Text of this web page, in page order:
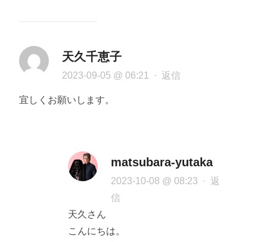
天久千恵子
2023-09-05 @ 06:21 · 返信
宜しくお願いします。
matsubara-yutaka
2023-10-08 @ 08:23 · 返
信
天久さん
こんにちは。